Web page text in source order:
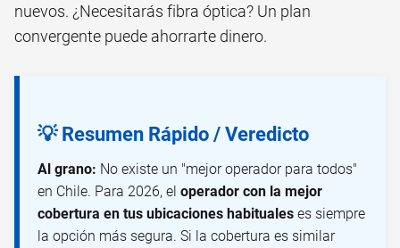
nuevos. ¿Necesitarás fibra óptica? Un plan
convergente puede ahorrarte dinero.
💡 Resumen Rápido / Veredicto
Al grano: No existe un "mejor operador para todos"
en Chile. Para 2026, el operador con la mejor
cobertura en tus ubicaciones habituales es siempre
la opción más segura. Si la cobertura es similar